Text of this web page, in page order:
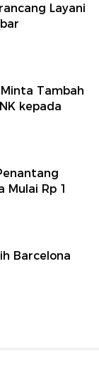
Layani
Tambah
kepada
Mulai Rp 1
Barcelona